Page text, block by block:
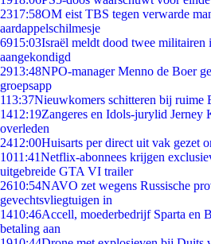
2317:58OM eist TBS tegen verwarde
aardappelschilmesje
6915:03Israël meldt dood twee
aangekondigd
2913:48NPO-manager Menno de Boer
groepsapp
113:37Nieuwkomers schitteren bij ruime
1412:19Zangeres en Idols-jurylid Jerney
overleden
2412:00Huisarts per direct uit vak gezet
1011:41Netflix-abonnees krijgen
uitgebreide GTA VI trailer
2610:54NAVO zet wegens Russische
gevechtsvliegtuigen in
1410:46Accell, moederbedrijf Sparta en
betaling aan